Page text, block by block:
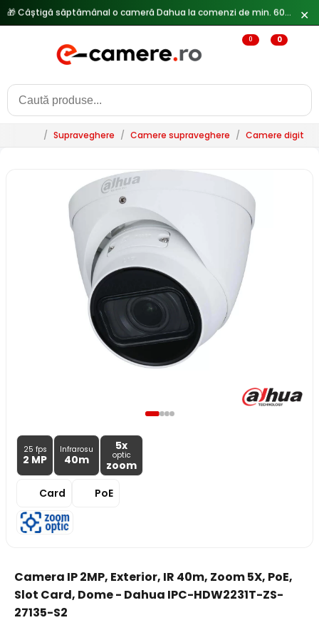
🔥Reduceri de pana la 25% doar in luna iulie → Vezi ofertele ✕
0 0
/ Supraveghere / Camere supraveghere / Camere digitale
25 fps
2 MP
Infrarosu
40m
5x
optic
zoom
Card
PoE
Camera IP 2MP, Exterior, IR 40m, Zoom 5X, PoE,
Slot Card, Dome - Dahua IPC-HDW2231T-ZS-
27135-S2